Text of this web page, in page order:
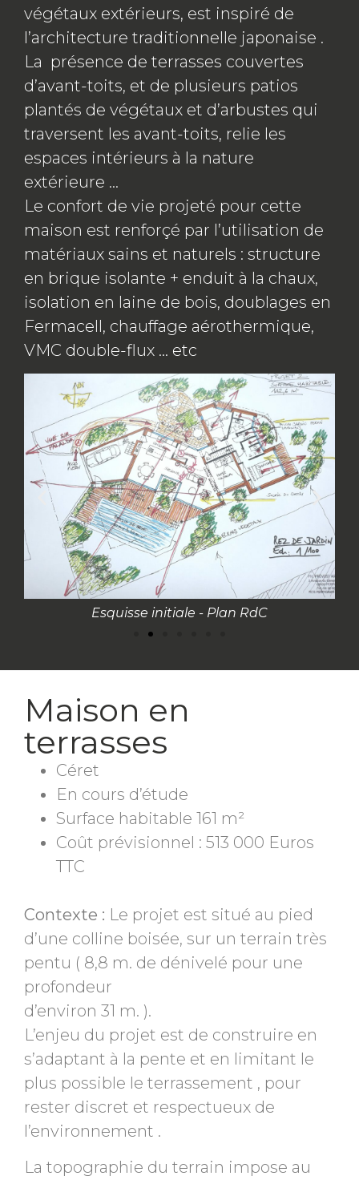
végétaux extérieurs, est inspiré de
l’architecture traditionnelle japonaise .
La présence de terrasses couvertes
d’avant-toits, et de plusieurs patios
plantés de végétaux et d’arbustes qui
traversent les avant-toits, relie les
espaces intérieurs à la nature
extérieure …
Le confort de vie projeté pour cette
maison est renforçé par l’utilisation de
matériaux sains et naturels : structure
en brique isolante + enduit à la chaux,
isolation en laine de bois, doublages en
Fermacell, chauffage aérothermique,
VMC double-flux … etc
Esquisse initiale - Plan RdC
Maison en
terrasses
Céret
En cours d’étude
Surface habitable 161 m²
Coût prévisionnel : 513 000 Euros
TTC
Contexte : Le projet est situé au pied
d’une colline boisée, sur un terrain très
pentu ( 8,8 m. de dénivelé pour une
profondeur
d’environ 31 m. ).
L’enjeu du projet est de construire en
s’adaptant à la pente et en limitant le
plus possible le terrassement , pour
rester discret et respectueux de
l’environnement .
La topographie du terrain impose au